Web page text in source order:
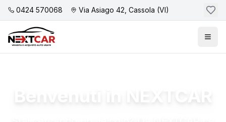
0424 570068 Via Asiago 42, Cassola (VI)
Benvenuti in NEXTCAR